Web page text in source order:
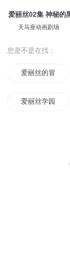
爱丽丝02集 神秘的
天马座动画剧场
您是不是在找：
爱丽丝的冒险团
爱丽丝学园之幻